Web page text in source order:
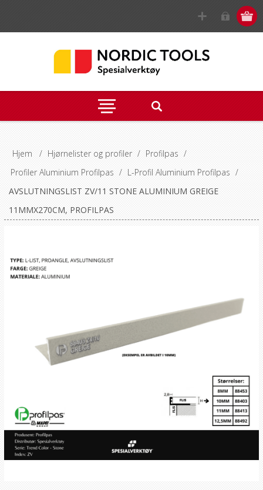
Hjem / Hjørnelister og profiler / Profilpas /
Profiler Aluminium Profilpas / L-Profil Aluminium Profilpas /
AVSLUTNINGSLIST ZV/11 STONE ALUMINIUM GREIGE
11MMX270CM, PROFILPAS